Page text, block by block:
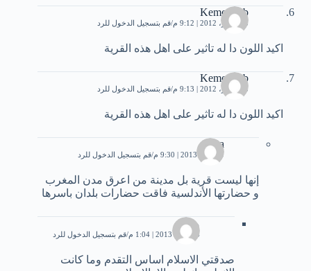
Kemo Hab
3 سبتمبر، 2012 | 9:12 م قم بتسجيل الدخول للرد
اكيد اللون دا له تاثير على اهل هذه القرية
Kemo Hab
3 سبتمبر، 2012 | 9:13 م قم بتسجيل الدخول للرد
اكيد اللون دا له تاثير على اهل هذه القرية
aya
9 أبريل، 2013 | 9:30 م قم بتسجيل الدخول للرد
إنها ليست قرية بل مدينة من اعرق مدن المغرب
و حضارتها الأندلسية فاقت حضارات بلدان باسرها
محمد
14 مايو، 2013 | 1:04 م قم بتسجيل الدخول للرد
صدقتي الاسلام اساس التقدم وما كانت